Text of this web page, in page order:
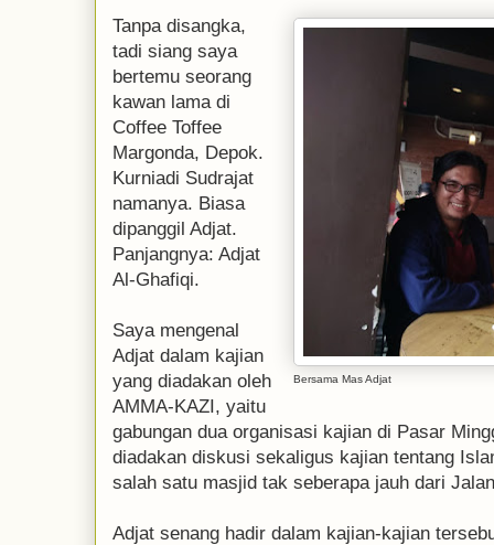
Bersama Mas Adjat
Tanpa disangka,
tadi siang saya
bertemu seorang
kawan lama di
Coffee Toffee
Margonda, Depok.
Kurniadi Sudrajat
namanya. Biasa
dipanggil Adjat.
Panjangnya: Adjat
Al-Ghafiqi.
Saya mengenal
Adjat dalam kajian
yang diadakan oleh
AMMA-KAZI, yaitu
gabungan dua organisasi kajian di Pasar
diadakan diskusi sekaligus kajian tentang
salah satu masjid tak seberapa jauh dari
Adjat senang hadir dalam kajian-kajian